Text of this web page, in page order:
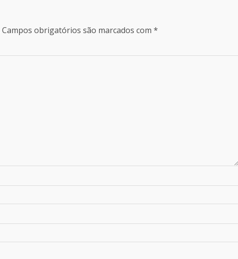
Campos obrigatórios são marcados com *